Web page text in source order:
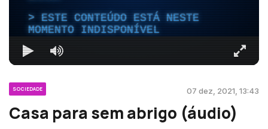
ESTE CONTEÚDO ESTÁ NESTE
MOMENTO INDISPONÍVEL
SOCIEDADE 07 dez, 2021, 13:43
Casa para sem abrigo (áudio)